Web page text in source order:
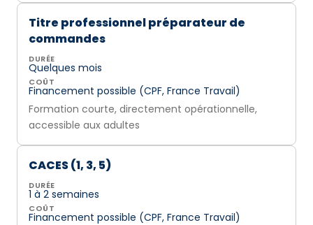
Titre professionnel préparateur de
commandes
DURÉE
Quelques mois
COÛT
Financement possible (CPF, France Travail)
Formation courte, directement opérationnelle,
accessible aux adultes
CACES (1, 3, 5)
DURÉE
1 à 2 semaines
COÛT
Financement possible (CPF, France Travail)